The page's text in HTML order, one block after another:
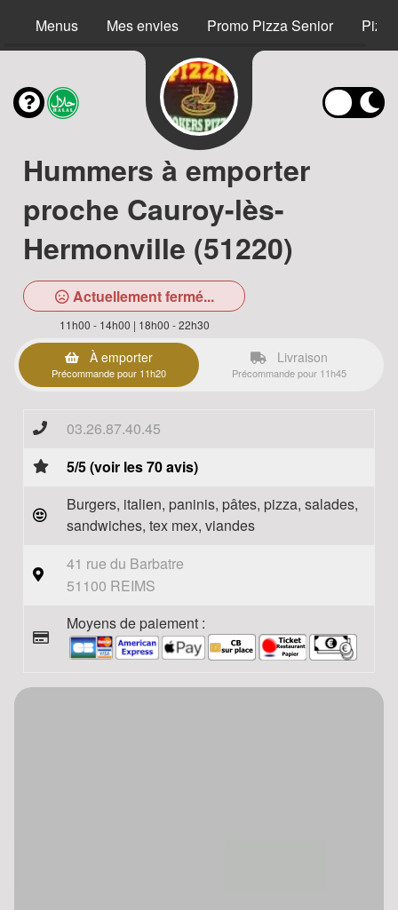
Menus Mes envies Promo Pizza Senior
Hummers à emporter
proche Cauroy-lès-
Hermonville (51220)
Actuellement fermé...
11h00 - 14h00 | 18h00 - 22h30
À emporter
Précommande pour 11h20
Livraison
Précommande pour 11h45
03.26.87.40.45
5/5 (voir les 70 avis)
Burgers, italien, paninis, pâtes, pizza, salades,
sandwiches, tex mex, viandes
41 rue du Barbatre
51100 REIMS
Moyens de paiement :